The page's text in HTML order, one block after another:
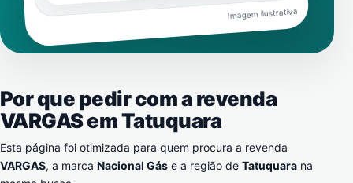
Imagem ilustrativa
Por que pedir com a revenda
VARGAS emTatuquara
Esta página foi otimizada para quem procura a revenda
VARGAS, a marca Nacional Gás e a região de Tatuquara na